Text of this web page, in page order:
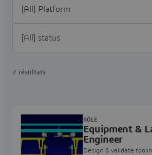
7 résultats
Equipment &
Engineer
Design & validate
RÔLE